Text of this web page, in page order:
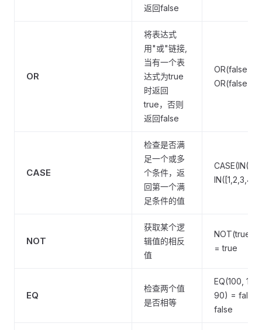
返回false
OR
将表达式
用"或"链接,
当有一个表
达式为true
时返回
true，否则
返回false
OR(false,
OR(false,
CASE
检查是否满
足一个或多
个条件，返
回第一个满
足条件的值
IN([1,2,3,4],
NOT
获取某个逻
辑值的相反
值
NOT(true)
= true
EQ
检查两个值
是否相等
EQ(100,
90) = false,
false